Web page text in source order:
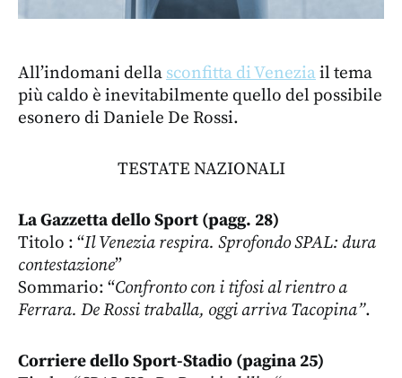
All’indomani della sconfitta di Veneziail tema
più caldo è inevitabilmente quello del possibile
esonero di Daniele De Rossi.
TESTATE NAZIONALI
La Gazzetta dello Sport (pagg. 28)
Titolo : “Il Venezia respira. Sprofondo SPAL: dura
contestazione”
Sommario: “Confronto con i tifosi al rientro a
Ferrara. De Rossi traballa, oggi arriva Tacopina”.
Corriere dello Sport-Stadio (pagina 25)